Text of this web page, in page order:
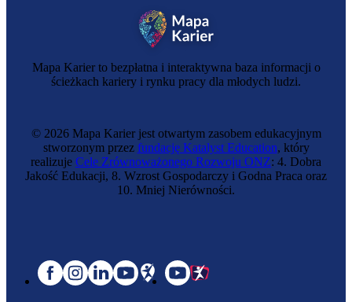
Mapa Karier to bezpłatna i interaktywna baza informacji o
ścieżkach kariery i rynku pracy dla młodych ludzi.
© 2026 Mapa Karier jest otwartym zasobem edukacyjnym
stworzonym przez fundację Katalyst Education, który
realizuje Cele Zrównoważonego Rozwoju ONZ: 4. Dobra
Jakość Edukacji, 8. Wzrost Gospodarczy i Godna Praca oraz
10. Mniej Nierówności.